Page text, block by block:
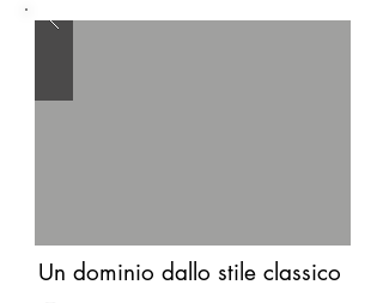
Un dominio dallo stile classico